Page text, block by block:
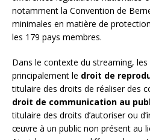
notamment la Convention de
minimales en matière de
les 179 pays membres.
Dans le contexte du streaming,
principalement le droit de
titulaire des droits de réaliser des
droit de communication au
titulaire des droits d’autoriser ou
œuvre à un public non présent au